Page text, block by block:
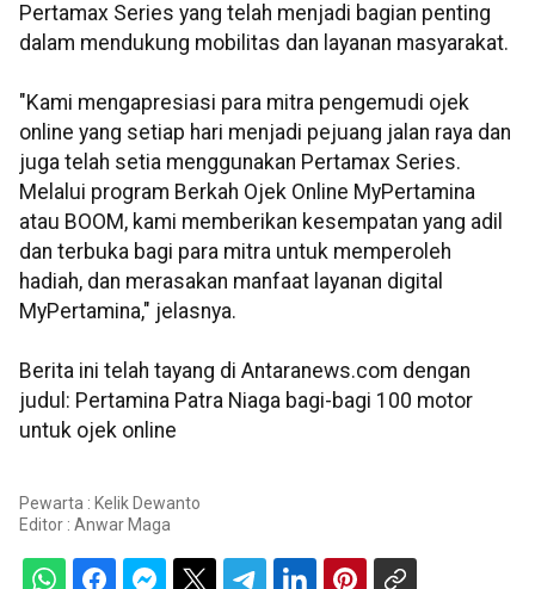
Pertamax Series yang telah menjadi bagian penting
dalam mendukung mobilitas dan layanan masyarakat.
"Kami mengapresiasi para mitra pengemudi ojek
online yang setiap hari menjadi pejuang jalan raya dan
juga telah setia menggunakan Pertamax Series.
Melalui program Berkah Ojek Online MyPertamina
atau BOOM, kami memberikan kesempatan yang adil
dan terbuka bagi para mitra untuk memperoleh
hadiah, dan merasakan manfaat layanan digital
MyPertamina," jelasnya.
Berita ini telah tayang di Antaranews.com dengan
judul: Pertamina Patra Niaga bagi-bagi 100 motor
untuk ojek online
Pewarta : Kelik Dewanto
Editor : Anwar Maga